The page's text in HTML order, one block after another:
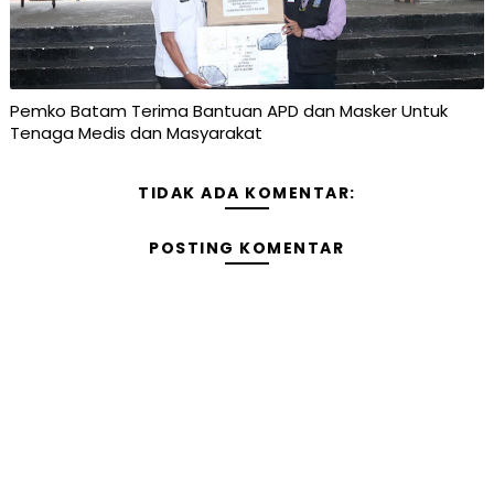
Pemko Batam Terima Bantuan APD dan Masker Untuk
Tenaga Medis dan Masyarakat
TIDAK ADA KOMENTAR:
POSTING KOMENTAR